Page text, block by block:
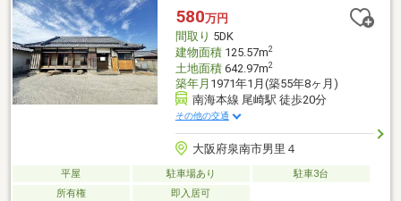
載していない物件もご紹介できます！「見学予約」「資料請求」
からのお問い合わせは24時間受付中！お気軽にお問い合わせくだ
さい！
580万円
間取り 5DK
建物面積125.57m2
土地面積642.97m2
築年月 1971年1月(築55年8ヶ月)
南海本線 尾崎駅 徒歩20分
その他の交通
大阪府泉南市男里４
平屋 駐車場あり
駐車3台
所有権
即入居可